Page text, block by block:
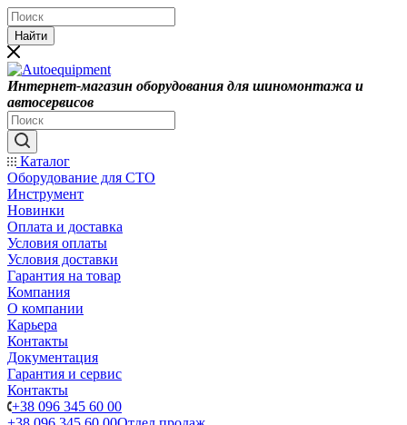
Найти
Интернет-магазин оборудования для шиномонтажа и
автосервисов
Каталог
Оборудование для СТО
Инструмент
Новинки
Оплата и доставка
Условия оплаты
Условия доставки
Гарантия на товар
Компания
О компании
Карьера
Контакты
Документация
Гарантия и сервис
Контакты
+38 096 345 60 00